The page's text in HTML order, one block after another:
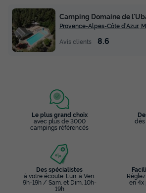
Camping Domaine de
Provence-Alpes-Côte d'Azur,
Avis clients
8.6
Le plus grand choix
avec plus de 3000
campings référencés
Des spécialistes
à votre écoute: Lun. à Ven.
9h-19h / Sam. et Dim. 10h-
19h
en 4x